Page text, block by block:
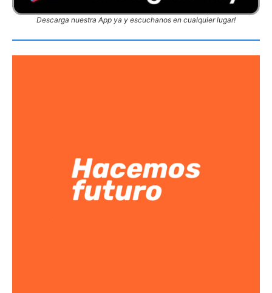
Descarga nuestra App ya y escuchanos en cualquier lugar!